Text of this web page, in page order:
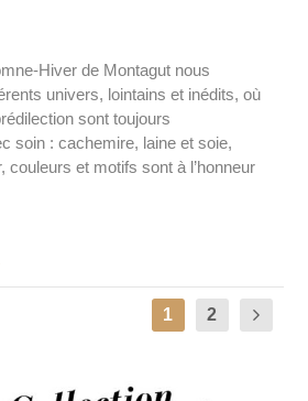
Hiver de Montagut nous
univers, lointains et inédits, où
sont toujours
soin : cachemire, laine et soie,
et motifs sont à l’honneur
1 2